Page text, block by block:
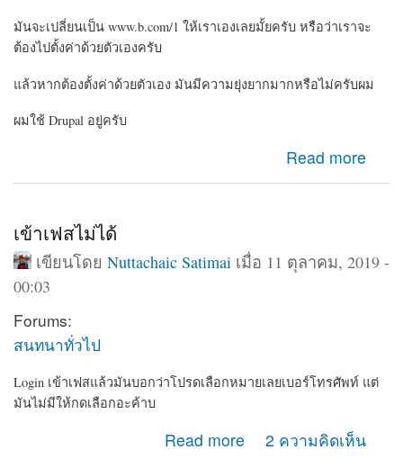
มันจะเปลี่ยนเป็น www.b.com/1 ให้เราเองเลยมั้ยครับ หรือว่าเราจะ
ต้องไปตั้งค่าด้วยตัวเองครับ
แล้วหากต้องตั้งค่าด้วยตัวเอง มันมีความยุ่งยากมากหรือไม่ครับผม
ผมใช้ Drupal อยู่ครับ
Read more
about ขออนุญาตสอบถามเรื่องการเปลี่ยนโดเมนเว็บใน
CMS Drupal ครับ
เข้าเฟสไม่ได้
เขียนโดย Nuttachaic Satimai เมื่อ 11 ตุลาคม, 2019 -
00:03
Forums:
สนทนาทั่วไป
Login เข้าเฟสแล้วมันบอกว่าโปรดเลือกหมายเลยเบอร์โทรศัพท์ แต่
มันไม่มีให้กดเลือกอะค้าบ
Read more 2 ความคิดเห็น